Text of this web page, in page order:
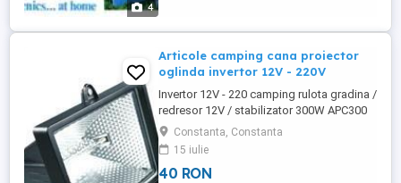
4
Articole camping cana proiector
oglinda invertor 12V - 220V
Invertor 12V - 220 camping rulota gradina /
redresor 12V / stabilizator 300W APC300
UPS. Functioneaza perfect pe bateria
masinii (genereaza 220V c.a. de la 12 V
c.c.) 100 RON Flash Italia Item no L150 ,
lamp type : J , proiector auto pentru
Constanta, Constanta
15 iulie
40 RON